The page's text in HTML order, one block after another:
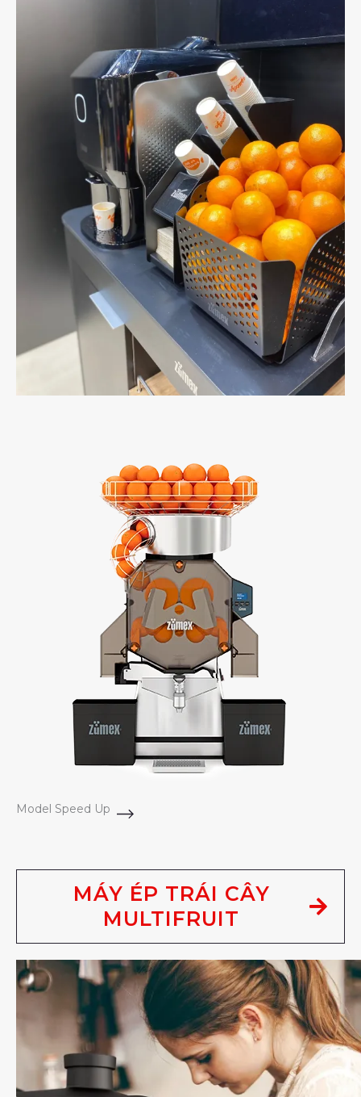
Model Speed Up
MÁY ÉP TRÁI CÂY
MULTIFRUIT